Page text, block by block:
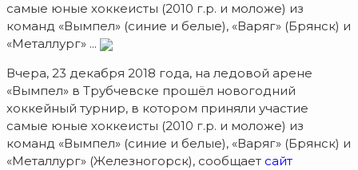
самые юные хоккеисты (2010 г.р. и моложе) из
команд «Вымпел» (синие и белые), «Варяг» (Брянск) и
«Металлург» ...
Вчера, 23 декабря 2018 года, на ледовой арене
«Вымпел» в Трубчевске прошёл новогодний
хоккейный турнир, в котором приняли участие
самые юные хоккеисты (2010 г.р. и моложе) из
команд «Вымпел» (синие и белые), «Варяг» (Брянск) и
«Металлург» (Железногорск), сообщает сайт